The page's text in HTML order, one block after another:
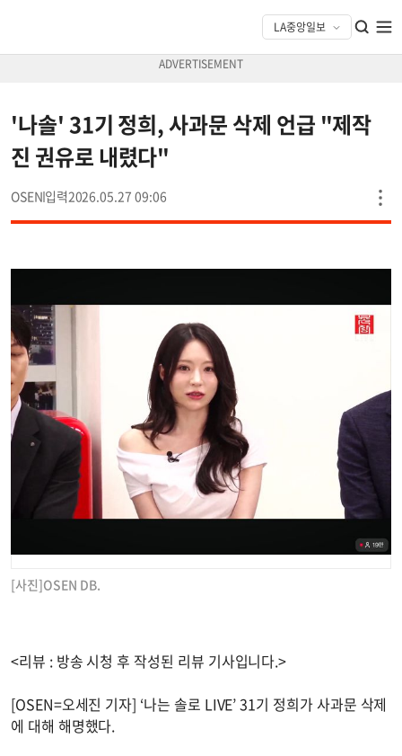
'나솔' 31기 정희, 사과문 삭제 언급 "제작
진 권유로 내렸다"
OSEN 2026.05.27 09:06
[사진]OSEN DB.
<리뷰 : 방송 시청 후 작성된 리뷰 기사입니다.>
[OSEN=오세진 기자] ‘나는 솔로 LIVE’ 31기 정희가 사과문 삭제
에 대해 해명했다.